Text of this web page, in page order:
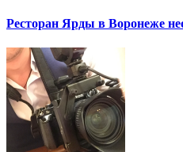
Ресторан Ярды в Воронеже